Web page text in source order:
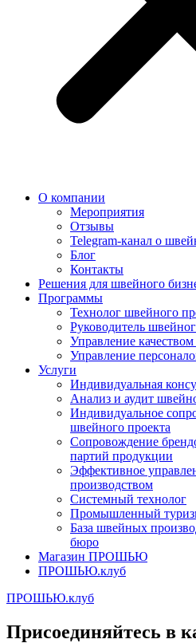
О компании
Мероприятия
Отзывы
Telegram-канал о
Блог
Контакты
Решения для швейного
Программы
Технолог швейного
Руководитель
Управление
Управление
Услуги
Индивидуальная
Анализ и аудит
Индивидуальное
швейного проекта
Сопровождение
партий продукции
Эффективное
производством
Системный технолог
Промышленный
База швейных
бюро
Магазин ПРОШЬЮ
ПРОШЬЮ.клуб
ПРОШЬЮ.клуб
Присоединяйтесь в